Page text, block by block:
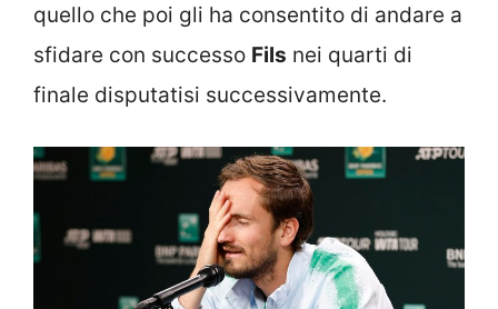
quello che poi gli ha consentito di andare a
sfidare con successo Fils nei quarti di
finale disputatisi successivamente.